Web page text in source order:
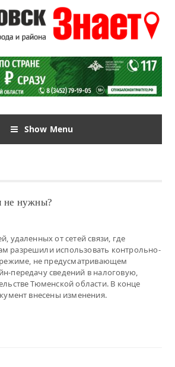
Show Menu
не нужны?
удаленных от сетей связи, где
разрешили использовать контрольно-
режиме, не предусматривающем
передачу сведений в налоговую,
Тюменской области. В конце
внесены изменения.